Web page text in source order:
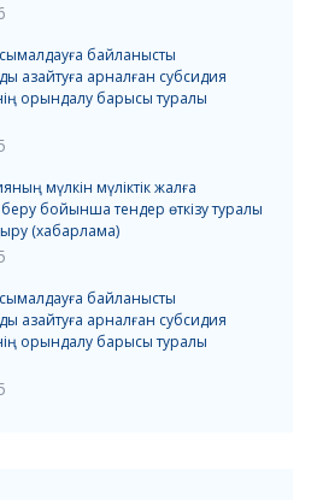
байланысты
азайтуға арналған субсидия
орындалу барысы туралы
мүлкін мүліктік жалға
бойынша тендер өткізу туралы
(хабарлама)
байланысты
азайтуға арналған субсидия
орындалу барысы туралы